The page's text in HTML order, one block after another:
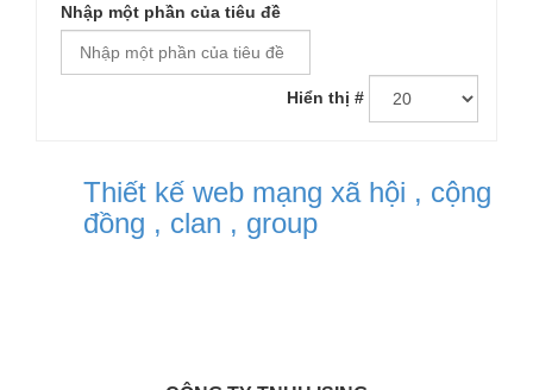
Nhập một phần của tiêu đề
Hiển thị #
Thiết kế web mạng xã hội , cộng
đồng , clan , group